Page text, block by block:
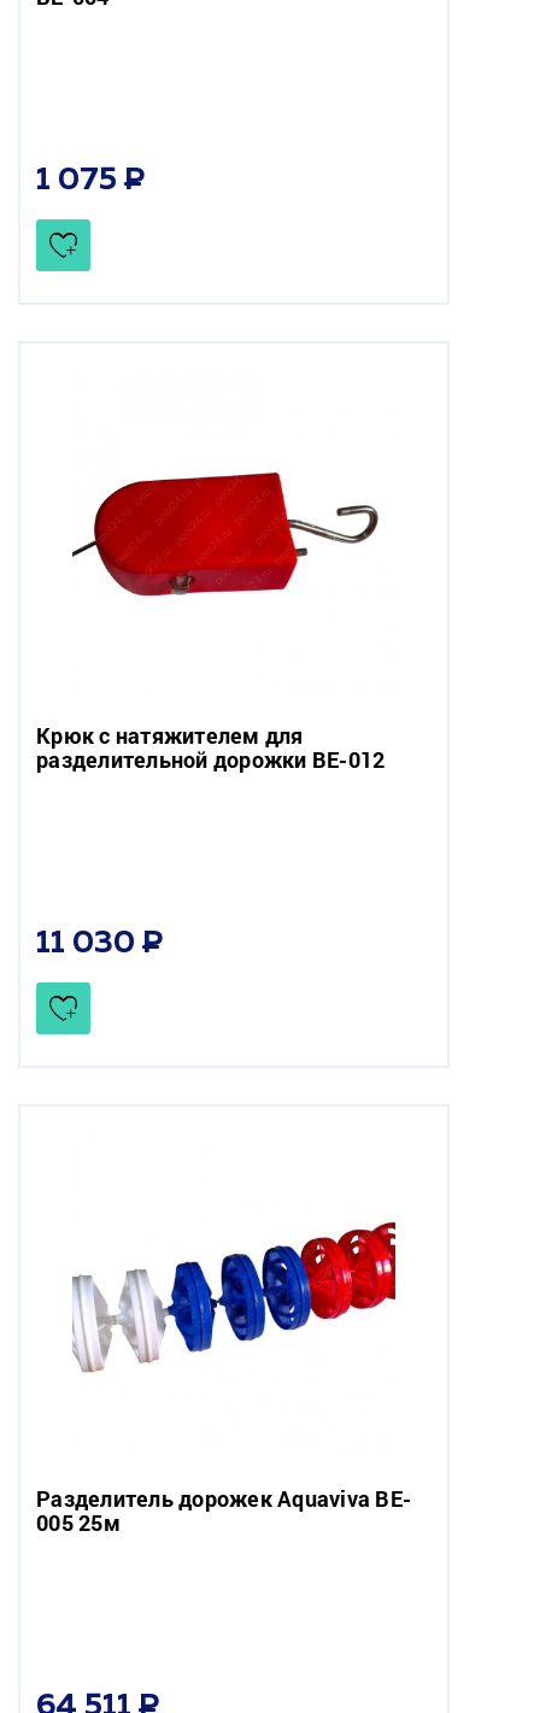
1 075
Крюк с натяжителем для
разделительной дорожки BE-012
11 030
Разделитель дорожек Aquaviva BE-
005 25м
64 511